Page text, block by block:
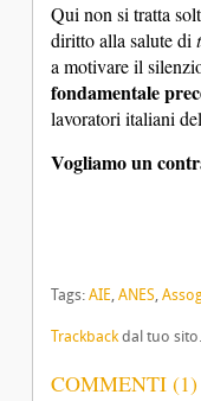
Qui non si tratta
diritto alla salute di
a motivare il
fondamentale
lavoratori italiani
Vogliamo un
Tags: AIE, ANES,
Trackbackdal tuo sito.
COMMENTI (1)